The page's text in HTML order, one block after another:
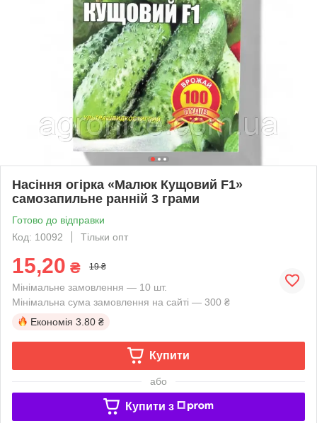
Насіння огірка «Малюк Кущовий F1»
самозапильне ранній 3 грами
Готово до відправки
Код: 10092
Тільки опт
15,20 ₴ 19 ₴
Мінімальне замовлення — 10 шт.
Мінімальна сума замовлення на сайті — 300 ₴
Економія 3.80 ₴
Купити
або
Купити з